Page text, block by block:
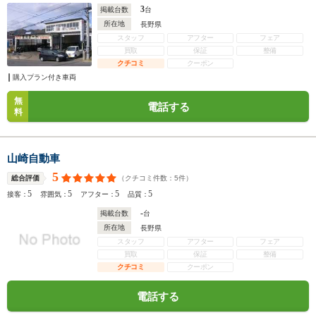
掲載台数 3台
所在地
長野県
スタッフ
アフター
フェア
買取
保証
整備
クチコミ
クーポン
購入プラン付き車両
無
料
電話する
山崎自動車
総合評価 5 （クチコミ件数： 5件）
接客：5 雰囲気：5 アフター：5 品質：5
掲載台数 -台
所在地
長野県
スタッフ
アフター
フェア
買取
保証
整備
クチコミ
クーポン
電話する